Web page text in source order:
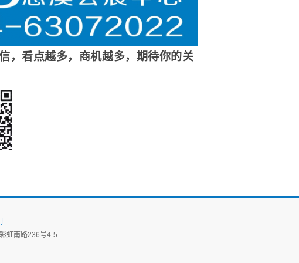
，看点越多，商机越多，期待你的关
虹南路236号4-5